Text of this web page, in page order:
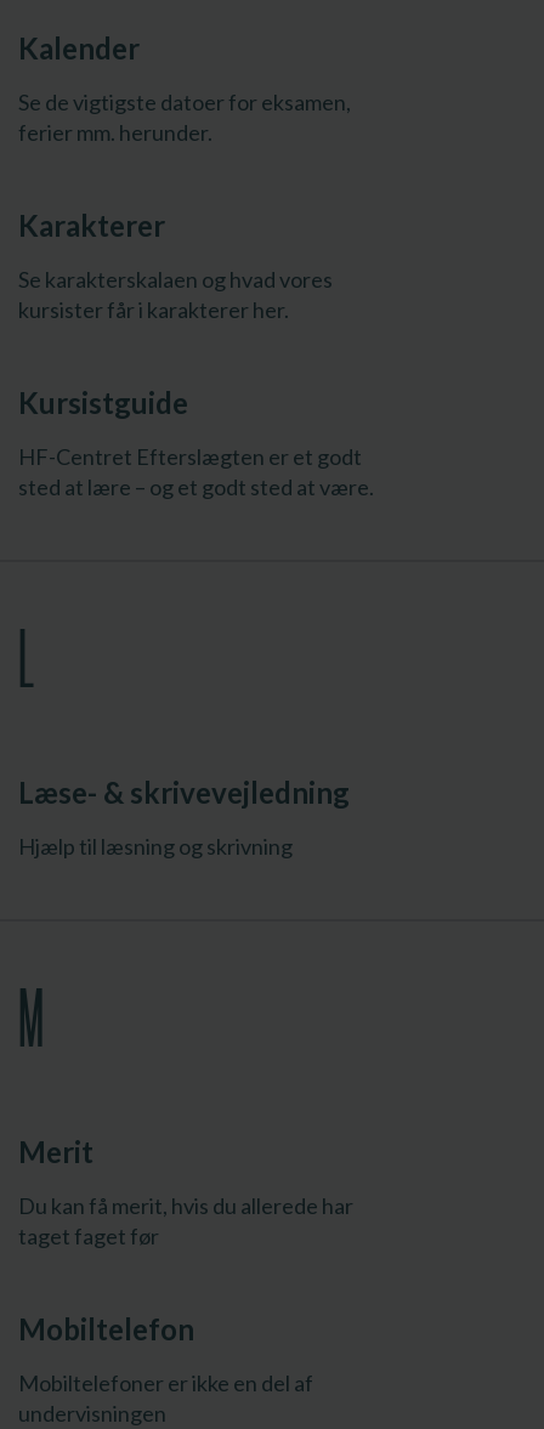
Kalender
Se de vigtigste datoer for eksamen,
ferier mm. herunder.
Karakterer
Se karakterskalaen og hvad vores
kursister får i karakterer her.
Kursistguide
HF-Centret Efterslægten er et godt
sted at lære – og et godt sted at være.
L
Læse- & skrivevejledning
Hjælp til læsning og skrivning
M
Merit
Du kan få merit, hvis du allerede har
taget faget før
Mobiltelefon
Mobiltelefoner er ikke en del af
undervisningen